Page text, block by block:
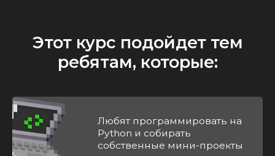
Этот курс подойдет тем
ребятам, которые:
Любят программировать на
Python и собирать
собственные мини-проекты